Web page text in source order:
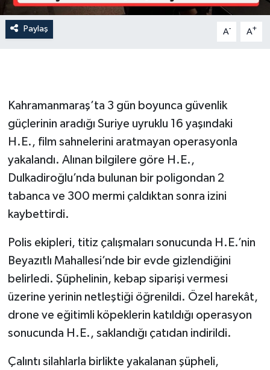
Paylaş A- A+
Kahramanmaraş’ta 3 gün boyunca güvenlik
güçlerinin aradığı Suriye uyruklu 16 yaşındaki
H.E., film sahnelerini aratmayan operasyonla
yakalandı. Alınan bilgilere göre H.E.,
Dulkadiroğlu’nda bulunan bir poligondan 2
tabanca ve 300 mermi çaldıktan sonra izini
kaybettirdi.
Polis ekipleri, titiz çalışmaları sonucunda H.E.’nin
Beyazıtlı Mahallesi’nde bir evde gizlendiğini
belirledi. Şüphelinin, kebap siparişi vermesi
üzerine yerinin netleştiği öğrenildi. Özel harekât,
drone ve eğitimli köpeklerin katıldığı operasyon
sonucunda H.E., saklandığı çatıdan indirildi.
Çalıntı silahlarla birlikte yakalanan şüpheli,
DÜNYA
ROPORTAJ
KADIN-AİLE
YEREL YÖNETİM
MEDYA
SEÇİM 2011
Yemek
SİVİL TOPLUM